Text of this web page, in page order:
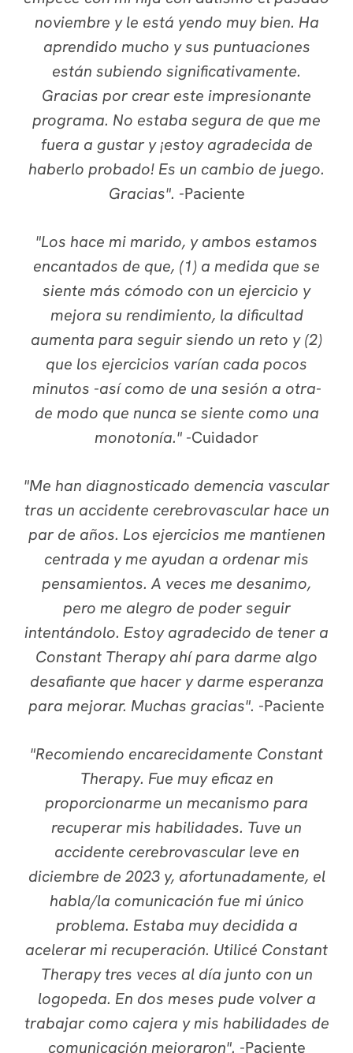
noviembre y le está yendo muy bien. Ha
aprendido mucho y sus puntuaciones
están subiendo significativamente.
Gracias por crear este impresionante
programa. No estaba segura de que me
fuera a gustar y ¡estoy agradecida de
haberlo probado! Es un cambio de juego.
Gracias". -Paciente
"Los hace mi marido, y ambos estamos
encantados de que, (1) a medida que se
siente más cómodo con un ejercicio y
mejora su rendimiento, la dificultad
aumenta para seguir siendo un reto y (2)
que los ejercicios varían cada pocos
minutos -así como de una sesión a otra-
de modo que nunca se siente como una
monotonía." -Cuidador
"Me han diagnosticado demencia vascular
tras un accidente cerebrovascular hace un
par de años. Los ejercicios me mantienen
centrada y me ayudan a ordenar mis
pensamientos. A veces me desanimo,
pero me alegro de poder seguir
intentándolo. Estoy agradecido de tener a
Constant Therapy ahí para darme algo
desafiante que hacer y darme esperanza
para mejorar. Muchas gracias". -Paciente
"Recomiendo encarecidamente Constant
Therapy. Fue muy eficaz en
proporcionarme un mecanismo para
recuperar mis habilidades. Tuve un
accidente cerebrovascular leve en
diciembre de 2023 y, afortunadamente, el
habla/la comunicación fue mi único
problema. Estaba muy decidida a
acelerar mi recuperación. Utilicé Constant
Therapy tres veces al día junto con un
logopeda. En dos meses pude volver a
trabajar como cajera y mis habilidades de
comunicación mejoraron". -Paciente